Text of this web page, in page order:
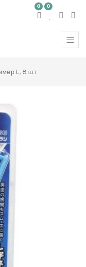
0 0
L, 8 шт